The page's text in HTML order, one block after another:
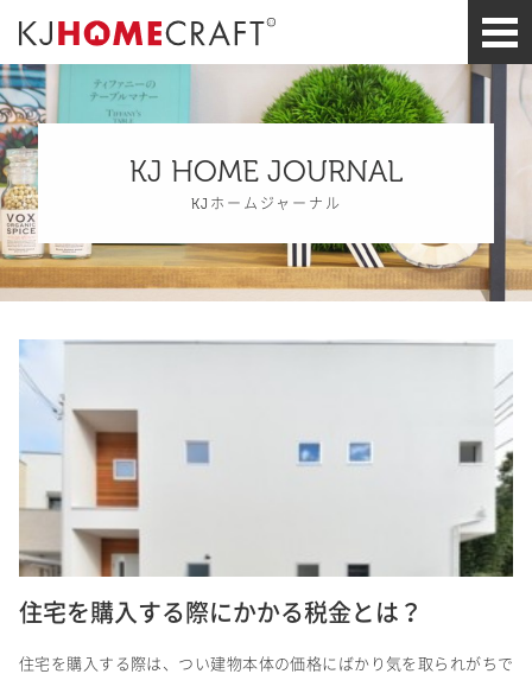
KJ HOME JOURNAL
KJホームジャーナル
住宅を購入する際にかかる税金とは？
住宅を購入する際は、つい建物本体の価格にばかり気を取られがちで